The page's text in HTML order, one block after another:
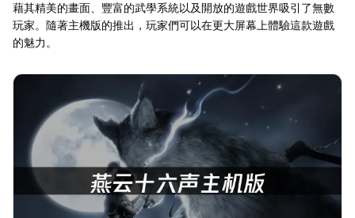
藉其精美的畫面、豐富的武學系統以及開放的遊戲世界吸引了無數
玩家。隨著主機版的推出，玩家們可以在更大屏幕上體驗這款遊戲
的魅力。